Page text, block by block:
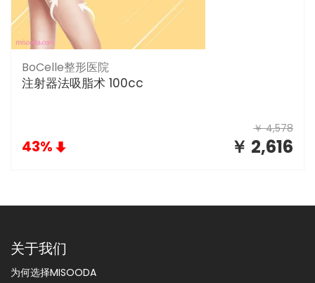
BoCelle整形医院
注射器法吸脂术 100cc
￥ 4,578
43% ￥ 2,616
关于我们
为何选择MISOODA